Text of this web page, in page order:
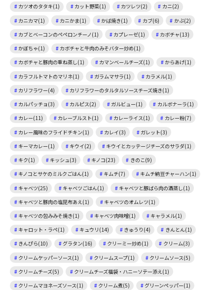
カツオのタタキ(1)
カット野菜(1) カツレツ(2)
カニ(2)
カニカマ(1)
カニかま(1) かば焼き(1) カブ(6)
かぶ(2)
カブとベーコンのペペロンチーノ(1)
カプレーゼ(1)
カボチャ(13)
かぼちゃ(1)
カボチャと牛肉のみそバター炒め(1)
カボチャと豚肉の重ね蒸し(1)
カマンベールチーズ(1)
からあげ(1)
カラフルトマトのマリネ(1)
ガラムマサラ(1)
カラメル(1)
カリフラワー(4)
カリフラワーのタルタルソースチーズ焼き(1)
カルパッチョ(3)
カルピス(2) ガルビュー(1)
カルボナーラ(1)
カレー(11)
カレーブルスト(1) カレーライス(1)
カレー粉(7)
カレー風味のフライドチキン(1)
カレイ(3)
ガレット(3)
キーマカレー(1)
キウイ(2)
キウイとカッテージチーズのサラダ(1)
キク(1)
キッシュ(3) キノコ(23)
きのこ(9)
キノコとサケのミルクごはん(1)
キムチ(7)
キムチ納豆チャーハン(1)
キャベツ(25)
キャベツごはん(1)
キャベツと豚ばら肉の酒蒸し(1)
キャベツと豚肉の塩昆布あえ(1)
キャベツのオムレツ(1)
キャベツの包みみそ焼き(1)
キャベツ肉味噌(1)
キャラメル(1)
キャロット・ラペ(1)
キュウリ(14) きゅうり(4)
きんとん(1)
きんぴら(10)
グラタン(16) クリーミー炒め(1)
クリーム(3)
クリームケッパーソース(1)
クリームスープ(1)
クリームソース(5)
クリームチーズ(5)
クリームチーズ福袋・ハニーソテー添え(1)
クリームマヨネーズソース(1)
クリーム煮(5)
グリーンペッパー(1)